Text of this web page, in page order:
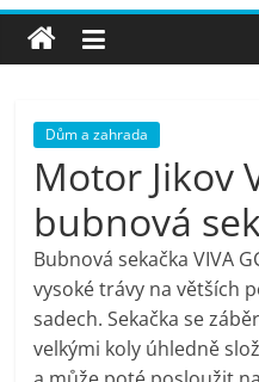
nejlepší
pračky,
televize,
Dům a zahrada
Motor Jikov
bubnová
Bubnová sekačka VIVA
vysoké trávy na větších
sadech. Sekačka se
velkými koly úhledně